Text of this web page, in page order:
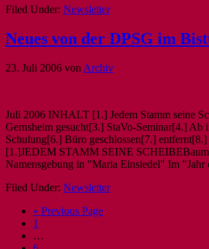
Filed Under: Newsletter
Neues von der DPSG im
23. Juli 2006 von Archiv
Juli 2006 INHALT [1.] Jedem Stamm seine
Gernsheim gesucht[3.] StaVo-Seminar[4.]
Schulung[6.] Büro geschlossen[7.]
[1.]JEDEM STAMM SEINE
Namensgebung in "Maria Einsiedel" Im
Filed Under: Newsletter
« Previous Page
1
…